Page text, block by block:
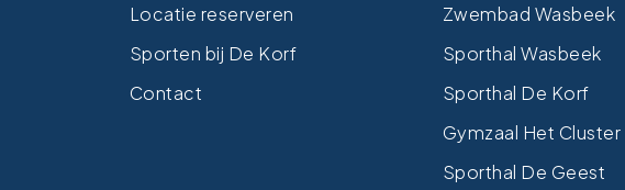
Locatie reserveren
Sporten bij De Korf
Contact
Zwembad Wasbeek
Sporthal Wasbeek
Sporthal De Korf
Gymzaal Het Cluster
Sporthal De Geest